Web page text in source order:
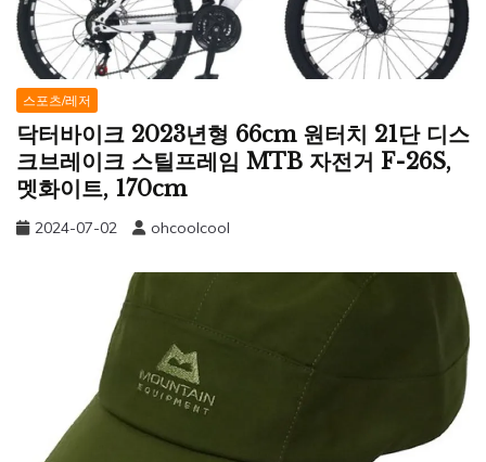
스포츠/레저
닥터바이크 2023년형 66cm 원터치 21단 디스
크브레이크 스틸프레임 MTB 자전거 F-26S,
멧화이트, 170cm
2024-07-02 ohcoolcool